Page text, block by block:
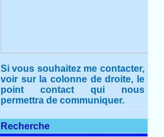
Si vous souhaitez me contacter,
voir sur la colonne de droite, le
point contact qui nous
permettra de communiquer.
Recherche